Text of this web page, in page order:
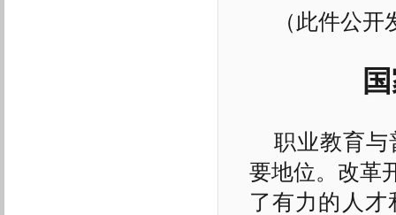
（此件公开
职业教育与
要地位。改革
了有力的人